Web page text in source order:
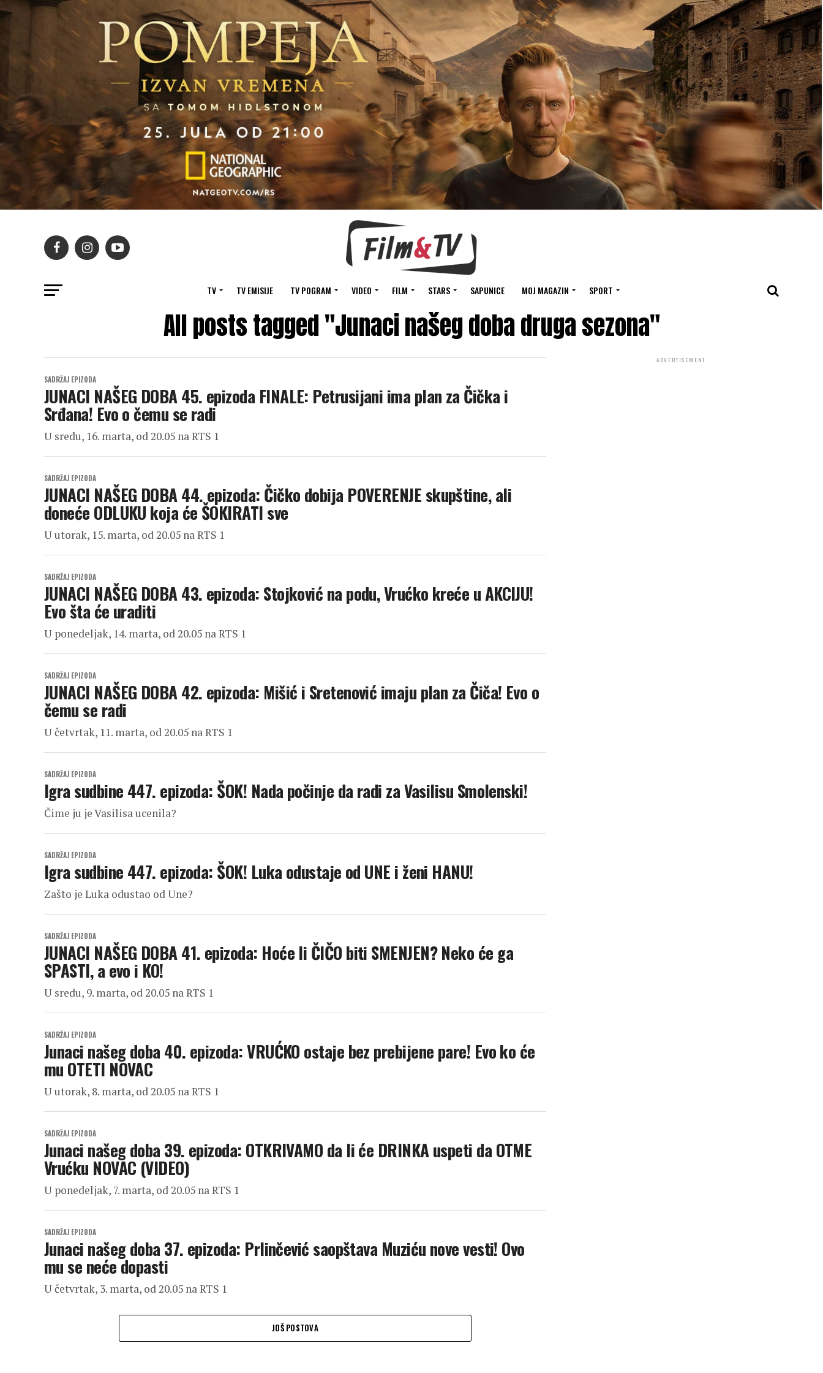
TV TV EMISIJE TV POGRAM VIDEO FILM STARS SAPUNICE MOJ MAGAZIN SPORT
All posts tagged "Junaci našeg doba druga sezona"
SADRŽAJ EPIZODA
JUNACI NAŠEG DOBA 45. epizoda FINALE: Petrusijani ima plan za Čička i
Srđana! Evo o čemu se radi
U sredu, 16. marta, od 20.05 na RTS 1
SADRŽAJ EPIZODA
JUNACI NAŠEG DOBA 44. epizoda: Čičko dobija POVERENJE skupštine, ali
doneće ODLUKU koja će ŠOKIRATI sve
U utorak, 15. marta, od 20.05 na RTS 1
SADRŽAJ EPIZODA
JUNACI NAŠEG DOBA 43. epizoda: Stojković na podu, Vrućko kreće u AKCIJU!
Evo šta će uraditi
U ponedeljak, 14. marta, od 20.05 na RTS 1
SADRŽAJ EPIZODA
JUNACI NAŠEG DOBA 42. epizoda: Mišić i Sretenović imaju plan za Čiča! Evo o
čemu se radi
U četvrtak, 11. marta, od 20.05 na RTS 1
SADRŽAJ EPIZODA
Igra sudbine 447. epizoda: ŠOK! Nada počinje da radi za Vasilisu Smolenski!
Čime ju je Vasilisa ucenila?
SADRŽAJ EPIZODA
Igra sudbine 447. epizoda: ŠOK! Luka odustaje od UNE i ženi HANU!
Zašto je Luka odustao od Une?
SADRŽAJ EPIZODA
JUNACI NAŠEG DOBA 41. epizoda: Hoće li ČIČO biti SMENJEN? Neko će ga
SPASTI, a evo i KO!
U sredu, 9. marta, od 20.05 na RTS 1
SADRŽAJ EPIZODA
Junaci našeg doba 40. epizoda: VRUĆKO ostaje bez prebijene pare! Evo ko će
mu OTETI NOVAC
U utorak, 8. marta, od 20.05 na RTS 1
SADRŽAJ EPIZODA
Junaci našeg doba 39. epizoda: OTKRIVAMO da li će DRINKA uspeti da OTME
Vrućku NOVAC (VIDEO)
U ponedeljak, 7. marta, od 20.05 na RTS 1
SADRŽAJ EPIZODA
Junaci našeg doba 37. epizoda: Prlinčević saopštava Muziću nove vesti! Ovo
mu se neće dopasti
U četvrtak, 3. marta, od 20.05 na RTS 1
JOŠ POSTOVA
ADVERTISEMENT